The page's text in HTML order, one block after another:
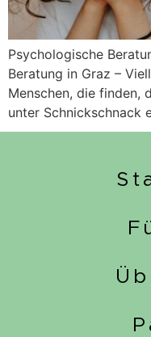
Psychologische
Beratung in Graz –
Menschen, die finden,
unter Schnickschnack